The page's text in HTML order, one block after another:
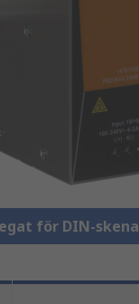
för DIN-skena